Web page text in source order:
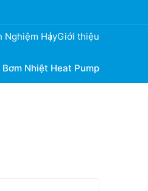
Nghiệm HayGiới thiệu
Bơm Nhiệt Heat Pump